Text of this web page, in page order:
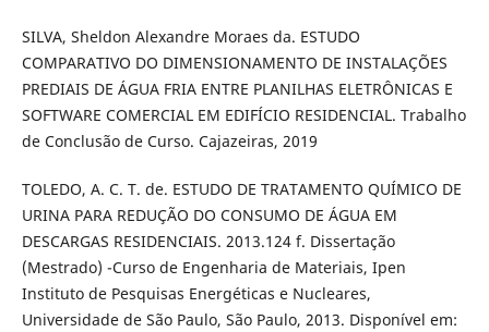
SILVA, Sheldon Alexandre Moraes da. ESTUDO
COMPARATIVO DO DIMENSIONAMENTO DE INSTALAÇÕES
PREDIAIS DE ÁGUA FRIA ENTRE PLANILHAS ELETRÔNICAS E
SOFTWARE COMERCIAL EM EDIFÍCIO RESIDENCIAL. Trabalho
de Conclusão de Curso. Cajazeiras, 2019
TOLEDO, A. C. T. de. ESTUDO DE TRATAMENTO QUÍMICO DE
URINA PARA REDUÇÃO DO CONSUMO DE ÁGUA EM
DESCARGAS RESIDENCIAIS. 2013.124 f. Dissertação
(Mestrado) -Curso de Engenharia de Materiais, Ipen
Instituto de Pesquisas Energéticas e Nucleares,
Universidade de São Paulo, São Paulo, 2013. Disponível em: